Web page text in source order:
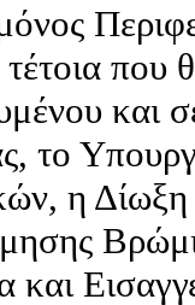
που
και
το
η
και